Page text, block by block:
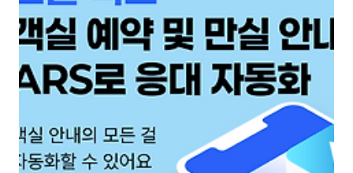
사례가 언론에 많이 보도되면서 사회적 관심이 높아지고 있죠. 고객응대
업무 과정에서 자신의 감정이 좋거나, 슬프거나, 화나는 상황이 있더라도
사업장에서 요구하는 감정과 표현을 고객에게 보여줘야 하는 만큼 이를
악용한 욕설, 폭언, 성희롱, 위협 등을 받게될 수 있어요. 이러한 스트레
스, 정신적인 충격을 ..